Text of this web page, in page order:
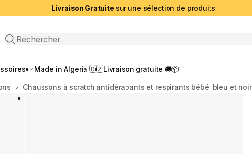
Livraison Gratuite sur une sélection de produits
Recherche ouverte
Made in Algeria 🇩🇿Livraison gratuite 🚚📦
Chaussons à scratch antidérapants et respirants bébé, bleu et noir